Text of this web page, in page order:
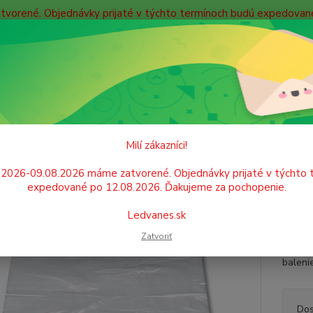
Objednávky prijaté v týchto termínoch budú
údajov Doprava
Hľadať +421
Po. -
OBALOVÝ MATERIÁL, VRECIA, TAŠKY Vrecká mikroténové
mikroténové 160x240mm/
Milí zákazníci!
09.08.2026 máme zatvorené. Objednávky prijaté v týchto
expedované po 12.08.2026. Ďakujeme za pochopenie.
Ledvanes.sk
Zatvoriť